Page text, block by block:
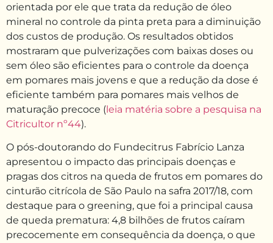
orientada por ele que trata da redução de óleo
mineral no controle da pinta preta para a diminuição
dos custos de produção. Os resultados obtidos
mostraram que pulverizações com baixas doses ou
sem óleo são eficientes para o controle da doença
em pomares mais jovens e que a redução da dose é
eficiente também para pomares mais velhos de
maturação precoce (leia matéria sobre a pesquisa na
Citricultor nº44).
O pós-doutorando do Fundecitrus Fabrício Lanza
apresentou o impacto das principais doenças e
pragas dos citros na queda de frutos em pomares do
cinturão citrícola de São Paulo na safra 2017/18, com
destaque para o greening, que foi a principal causa
de queda prematura: 4,8 bilhões de frutos caíram
precocemente em consequência da doença, o que